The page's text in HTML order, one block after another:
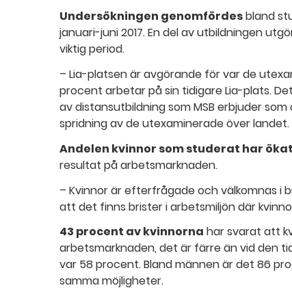
Undersökningen genomfördesbland
januari-juni 2017. En del av utbildningen
viktig period.
– Lia-platsen är avgörande för var de
procent arbetar på sin tidigare Lia-plats.
av distansutbildning som MSB erbjuder
spridning av de utexaminerade över landet.
Andelen kvinnor som studerat har ökat
resultat på arbetsmarknaden.
– Kvinnor är efterfrågade och välkomnas
att det finns brister i arbetsmiljön där
43 procent av kvinnorna har svarat att
arbetsmarknaden, det är färre än vid den
var 58 procent. Bland männen är det 86
samma möjligheter.